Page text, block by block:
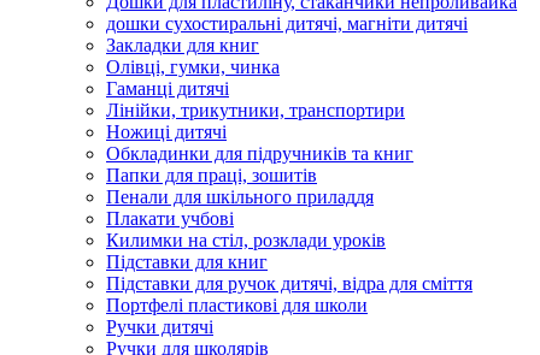
дошки сухостиральні дитячі, магніти дитячі
Закладки для книг
Олівці, гумки, чинка
Гаманці дитячі
Лінійки, трикутники, транспортири
Ножиці дитячі
Обкладинки для підручників та книг
Папки для праці, зошитів
Пенали для шкільного приладдя
Плакати учбові
Килимки на стіл, розклади уроків
Підставки для книг
Підставки для ручок дитячі, відра для сміття
Портфелі пластикові для школи
Ручки дитячі
Ручки для школярів